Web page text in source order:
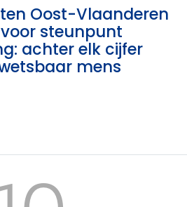
Oost-Vlaanderen
steunpunt
achter elk cijfer
mens